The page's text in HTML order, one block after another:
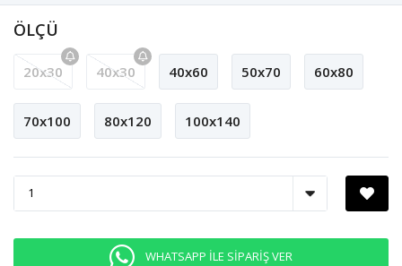
ÖLÇÜ
20x30 40x30 40x60 50x70 60x80
70x100 80x120 100x140
WHATSAPP İLE SİPARİŞ VER